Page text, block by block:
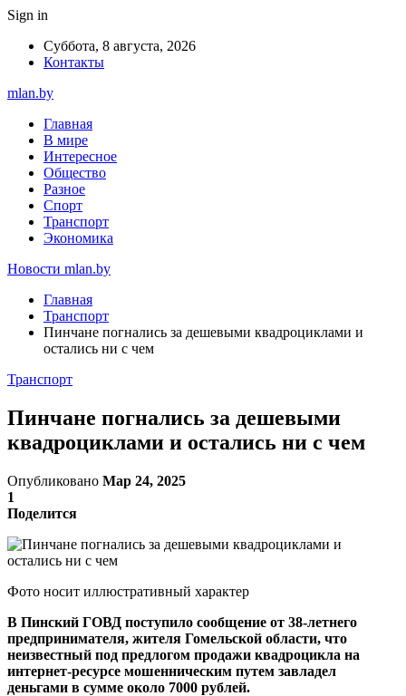
Sign in
Суббота, 8 августа, 2026
Контакты
mlan.by
Главная
В мире
Интересное
Общество
Разное
Спорт
Транспорт
Экономика
Новости mlan.by
Главная
Транспорт
Пинчане погнались за дешевыми квадроциклами и
остались ни с чем
Транспорт
Пинчане погнались за дешевыми
квадроциклами и остались ни с чем
Опубликовано Мар 24, 2025
1
Поделится
Фото носит иллюстративный характер
В Пинский ГОВД поступило сообщение от 38-летнего
предпринимателя, жителя Гомельской области, что
неизвестный под предлогом продажи квадроцикла на
интернет-ресурсе мошенническим путем завладел
деньгами в сумме около 7000 рублей.